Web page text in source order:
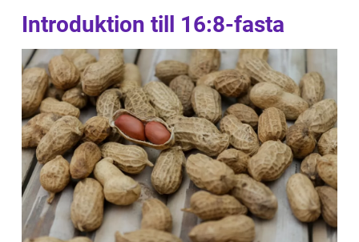
Introduktion till 16:8-fasta